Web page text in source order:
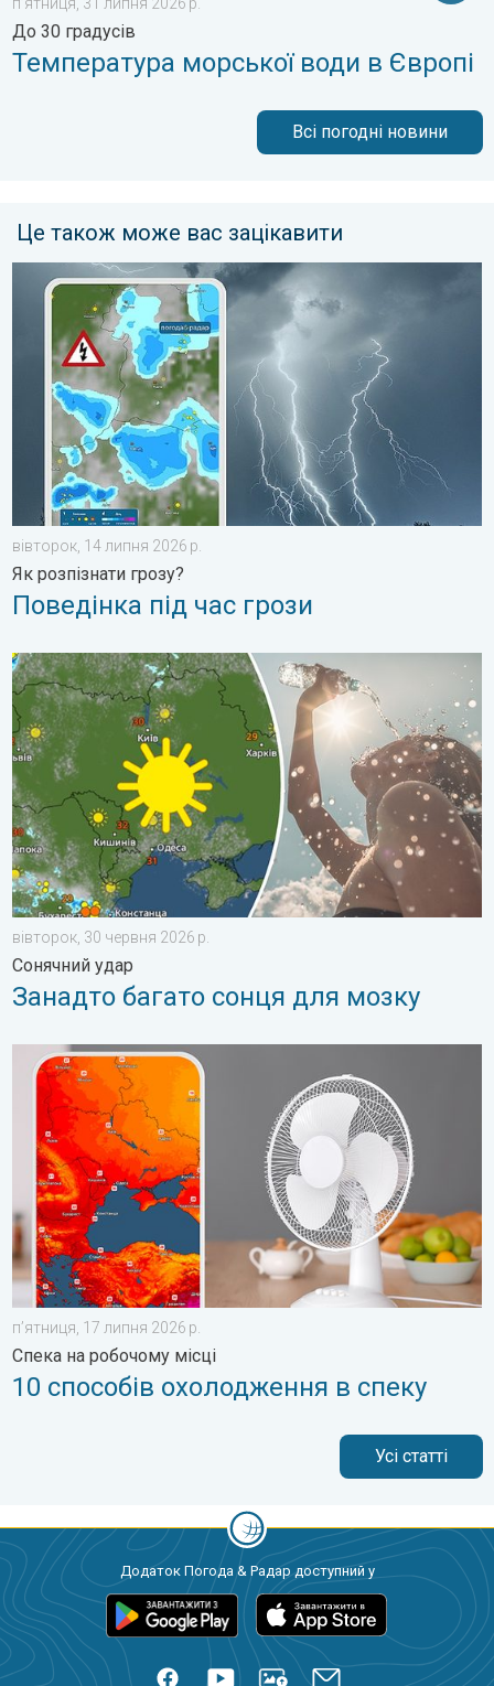
До 30 градусів
Температура морської води в Європі
Всі погодні новини
Це також може вас зацікавити
Поведінка під час грози. Як розпізнати грозу?. . .
вівторок, 14 липня 2026 р.
Як розпізнати грозу?
Поведінка під час грози
Занадто багато сонця для мозку. Сонячний удар. . .
вівторок, 30 червня 2026 р.
Сонячний удар
Занадто багато сонця для мозку
10 способів охолодження в спеку. Спека на робочому
пʼятниця, 17 липня 2026 р.
Спека на робочому місці
10 способів охолодження в спеку
Усі статті
Додаток Погода & Радар доступний у